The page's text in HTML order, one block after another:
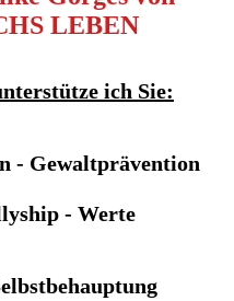
ich Sie:
- Gewaltprävention
- Werte